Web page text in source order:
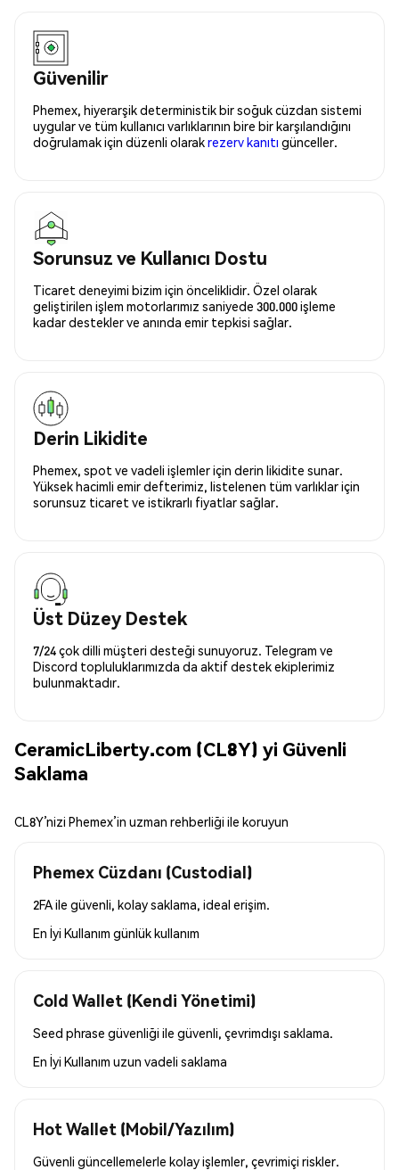
Güvenilir
Phemex, hiyerarşik deterministik bir soğuk cüzdan sistemi
uygular ve tüm kullanıcı varlıklarının bire bir karşılandığını
doğrulamak için düzenli olarakrezerv kanıtı günceller.
Sorunsuz ve Kullanıcı Dostu
Ticaret deneyimi bizim için önceliklidir. Özel olarak
geliştirilen işlem motorlarımız saniyede 300.000 işleme
kadar destekler ve anında emir tepkisi sağlar.
Derin Likidite
Phemex, spot ve vadeli işlemler için derin likidite sunar.
Yüksek hacimli emir defterimiz, listelenen tüm varlıklar için
sorunsuz ticaret ve istikrarlı fiyatlar sağlar.
Üst Düzey Destek
7/24 çok dilli müşteri desteği sunuyoruz. Telegram ve
Discord topluluklarımızda da aktif destek ekiplerimiz
bulunmaktadır.
CeramicLiberty.com (CL8Y) yi Güvenli
Saklama
CL8Y’nizi Phemex’in uzman rehberliği ile koruyun
Phemex Cüzdanı (Custodial)
2FA ile güvenli, kolay saklama, ideal erişim.
En İyi Kullanım günlük kullanım
Cold Wallet (Kendi Yönetimi)
Seed phrase güvenliği ile güvenli, çevrimdışı saklama.
En İyi Kullanım uzun vadeli saklama
Hot Wallet (Mobil/Yazılım)
Güvenli güncellemelerle kolay işlemler, çevrimiçi riskler.